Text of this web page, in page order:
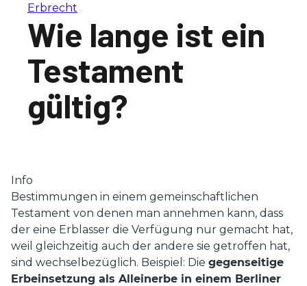
Erbrecht
Wie lange ist ein
Testament
gültig?
Info
Bestimmungen in einem gemeinschaftlichen
Testament von denen man annehmen kann, dass
der eine Erblasser die Verfügung nur gemacht hat,
weil gleichzeitig auch der andere sie getroffen hat,
sind wechselbezüglich. Beispiel: Die gegenseitige
Erbeinsetzung als Alleinerbe in einem Berliner